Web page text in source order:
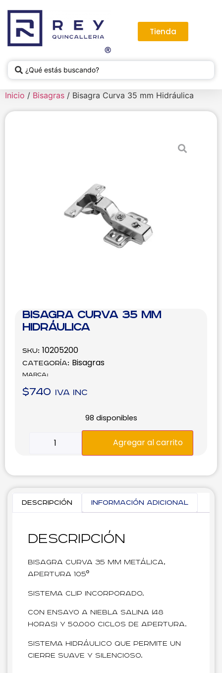
Tienda
Inicio / Bisagras / Bisagra Curva 35 mm Hidráulica
Bisagra Curva 35 mm
Hidráulica
SKU: 10205200
Categoría: Bisagras
Marca:
$740 IVA inc
98 disponibles
Agregar al carrito
Descripción Información adicional
Descripción
Bisagra Curva 35 mm metálica,
apertura 105º
Sistema clip incorporado.
Con ensayo a niebla salina (48
horas) y 50.000 ciclos de apertura.
Sistema hidráulico que permite un
cierre suave y silencioso.